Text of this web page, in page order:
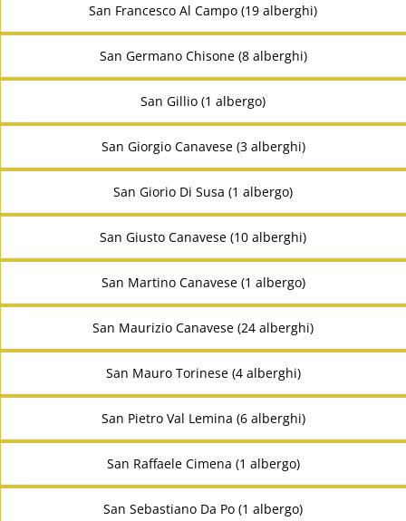
San Francesco Al Campo (19 alberghi)
San Germano Chisone (8 alberghi)
San Gillio (1 albergo)
San Giorgio Canavese (3 alberghi)
San Giorio Di Susa (1 albergo)
San Giusto Canavese (10 alberghi)
San Martino Canavese (1 albergo)
San Maurizio Canavese (24 alberghi)
San Mauro Torinese (4 alberghi)
San Pietro Val Lemina (6 alberghi)
San Raffaele Cimena (1 albergo)
San Sebastiano Da Po (1 albergo)